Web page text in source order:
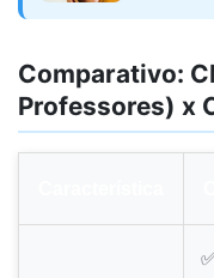
Comparativo:
Professores) x